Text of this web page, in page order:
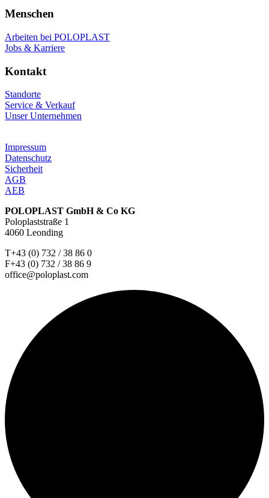
Menschen
Arbeiten bei POLOPLAST
Jobs & Karriere
Kontakt
Standorte
Service & Verkauf
Unser Unternehmen
Impressum
Datenschutz
Sicherheit
AGB
AEB
POLOPLAST GmbH & Co KG
Poloplaststraße 1
4060 Leonding
T+43 (0) 732 / 38 86 0
F+43 (0) 732 / 38 86 9
office@poloplast.com